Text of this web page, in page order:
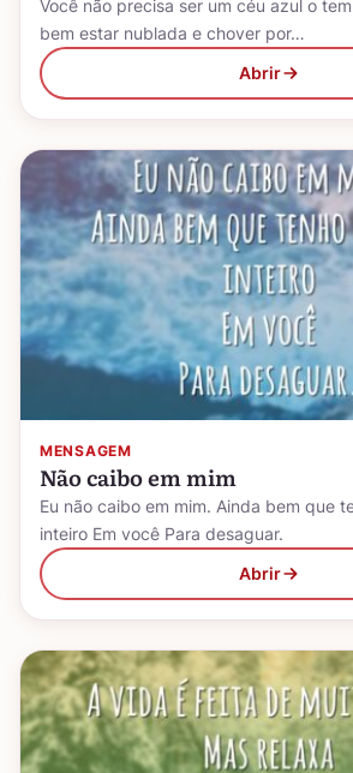
Você não precisa ser um céu azul o
bem estar nublada e chover por…
Abrir
MENSAGEM
Não caibo em mim
Eu não caibo em mim. Ainda bem que
inteiro Em você Para desaguar.
Abrir